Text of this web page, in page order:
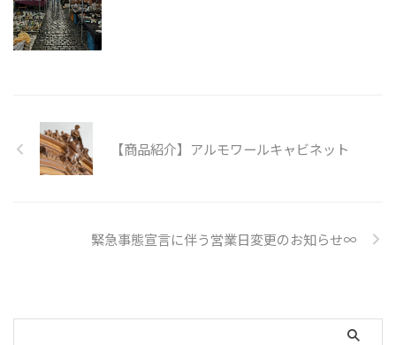
【商品紹介】アルモワールキャビネット
緊急事態宣言に伴う営業日変更のお知らせ∞